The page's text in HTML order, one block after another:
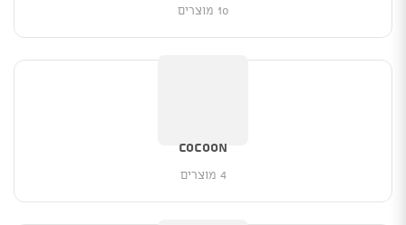
10 מוצרים
Cocoon
4 מוצרים